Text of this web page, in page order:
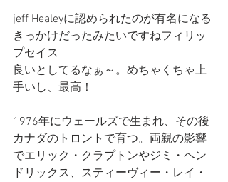
jeff Healeyに認められたのが有名になる
きっかけだったみたいですねフィリッ
プセイス
良いとしてるなぁ～。めちゃくちゃ上
手いし、最高！
1976年にウェールズで生まれ、その後
カナダのトロントで育つ。両親の影響
でエリック・クラプトンやジミ・ヘン
ドリックス、スティーヴィー・レイ・